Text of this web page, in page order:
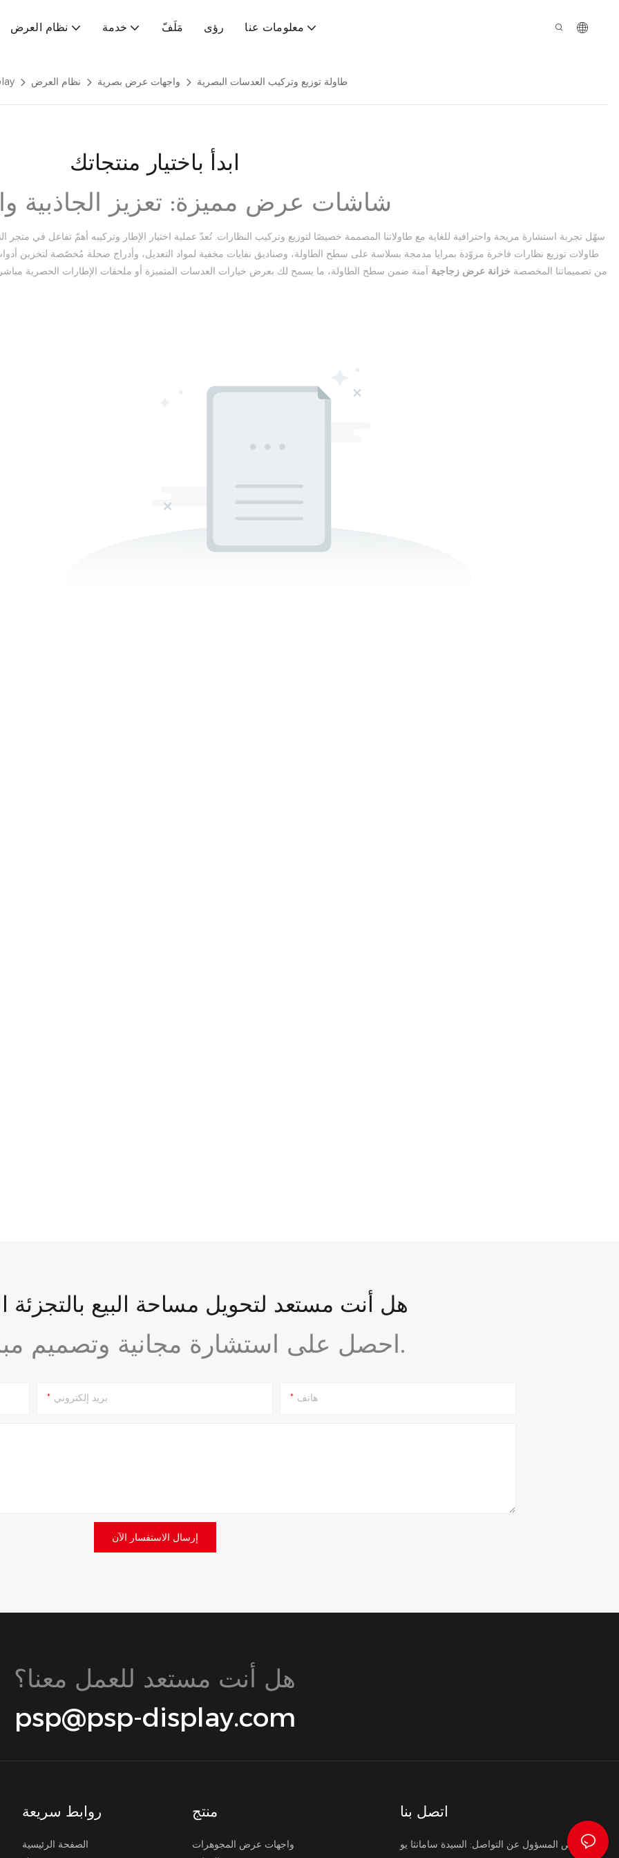
نظام العرض خدمة مَلَفّ رؤى معلومات عنا
نظام العرض واجهات عرض بصرية طاولة توزيع وتركيب العدسات البصرية
ابدأ باختيار منتجاتك
شاشات عرض مميزة: تعزيز الجاذبية
سهّل تجربة استشارة مريحة واحترافية للغاية مع طاولاتنا المصممة خصيصًا لتوزيع وتركيب النظارات. تُعدّ عملية اختيار الإطار وتركيبه أهمّ تفاعل في
من تصميماتنا المخصصة خزانة عرض زجاجية آمنة ضمن سطح الطاولة، ما يسمح لك بعرض خيارات العدسات المتميزة أو ملحقات الإطارات الحصرية
هل أنت مستعد لتحويل مساحة البيع بالتجزئة
احصل على استشارة مجانية وتصميم مبدئي اليوم.
بريد إلكتروني هاتف
إرسال الاستفسار الآن
هل أنت مستعد للعمل معنا؟
psp@psp-display.com
روابط سريعة
الصفحة الرئيسية
منتج
واجهات عرض المجوهرات
اتصل بنا
الشخص المسؤول عن التواصل: السيدة سامانثا يو